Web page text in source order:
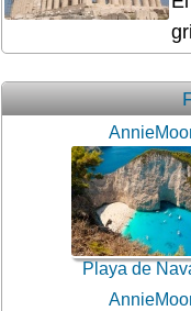
Playa de